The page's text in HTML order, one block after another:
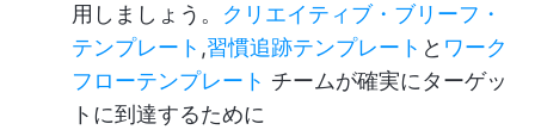
用しましょう。 クリエイティブ・ブリーフ・
テンプレート ,習慣追跡テンプレート と ワーク
フローテンプレート チームが確実にターゲッ
トに到達するために